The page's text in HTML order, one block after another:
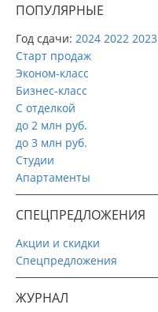
ПОПУЛЯРНЫЕ
Год сдачи: 2024 2022 2023
Старт продаж
Эконом-класс
Бизнес-класс
С отделкой
до 2 млн руб.
до 3 млн руб.
Студии
Апартаменты
СПЕЦПРЕДЛОЖЕНИЯ
Акции и скидки
Спецпредложения
ЖУРНАЛ